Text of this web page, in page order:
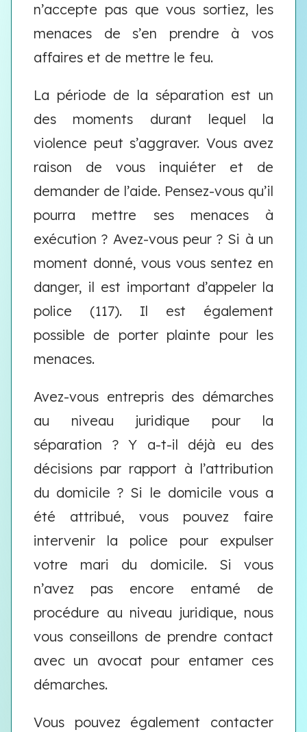
n’accepte pas que vous sortiez, les
menaces de s’en prendre à vos
affaires et de mettre le feu.
La période de la séparation est un
des moments durant lequel la
violence peut s’aggraver. Vous avez
raison de vous inquiéter et de
demander de l’aide. Pensez-vous qu’il
pourra mettre ses menaces à
exécution ? Avez-vous peur ? Si à un
moment donné, vous vous sentez en
danger, il est important d’appeler la
police (117). Il est également
possible de porter plainte pour les
menaces.
Avez-vous entrepris des démarches
au niveau juridique pour la
séparation ? Y a-t-il déjà eu des
décisions par rapport à l’attribution
du domicile ? Si le domicile vous a
été attribué, vous pouvez faire
intervenir la police pour expulser
votre mari du domicile. Si vous
n’avez pas encore entamé de
procédure au niveau juridique, nous
vous conseillons de prendre contact
avec un avocat pour entamer ces
démarches.
Vous pouvez également contacter